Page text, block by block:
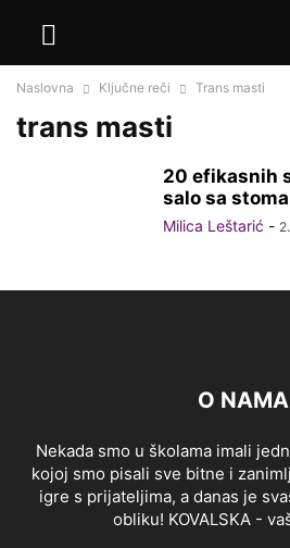
Naslovna Ključne reči Trans masti
trans masti
20 efikasnih
salo sa
Milica Leštarić -
O NAMA
Nekada smo u školama imali
kojoj smo pisali sve bitne i
igre s prijateljima, a danas je
obliku! KOVALSKA -